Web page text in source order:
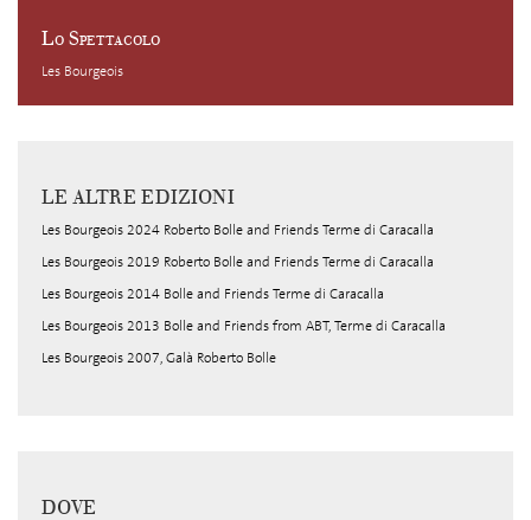
Lo Spettacolo
Les Bourgeois
LE ALTRE EDIZIONI
Les Bourgeois 2024 Roberto Bolle and Friends Terme di Caracalla
Les Bourgeois 2019 Roberto Bolle and Friends Terme di Caracalla
Les Bourgeois 2014 Bolle and Friends Terme di Caracalla
Les Bourgeois 2013 Bolle and Friends from ABT, Terme di Caracalla
Les Bourgeois 2007, Galà Roberto Bolle
DOVE